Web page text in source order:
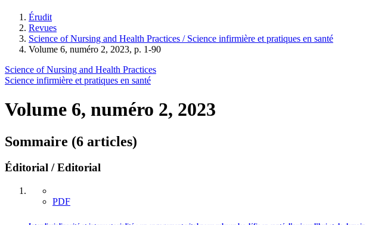
Érudit
Revues
Science of Nursing and Health Practices / Science infirmière et pratiques en santé
Volume 6, numéro 2, 2023, p. 1-90
Science of Nursing and Health Practices
Science infirmière et pratiques en santé
Volume 6, numéro 2, 2023
Sommaire (6 articles)
Éditorial / Editorial
PDF